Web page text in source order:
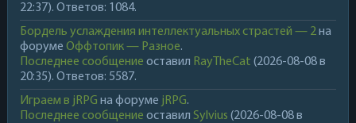
22:37). Ответов: 1084.
Бордель услаждения интеллектуальных страстей — 2на
форуме Оффтопик — Разное.
Последнее сообщение оставил RayTheCat (2026-08-08 в
20:35). Ответов: 5587.
Играем в jRPG на форуме jRPG.
Последнее сообщение оставил Sylvius (2026-08-08 в